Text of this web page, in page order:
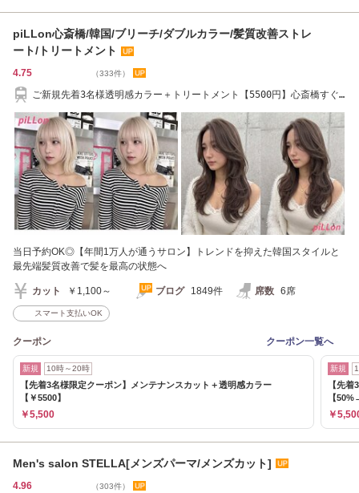
piLLon心斎橋/韓国/ブリーチ/ダブルカラー/髪質改善ストレ
ート/トリートメント
4.75 （333件）
ご新規先着3名様透明感カラー＋トリートメント【5500円】心斎橋すぐ/
当日予約OK◎【年間1万人が通うサロン】トレンドを抑えた韓国スタイルと
最先端髪質改善で髪を最高の状態へ
カット ￥1,100～ ブログ 1849件 席数 6席
スマート支払いOK
クーポン クーポン一覧へ
新規 10時～20時
【先着3名様限定クーポン】メンテナンスカット＋透明感カラー
【￥5500】
￥5,500
新規
【先
【
￥
Men's salon STELLA[メンズパーマ/メンズカット]
4.96 （303件）